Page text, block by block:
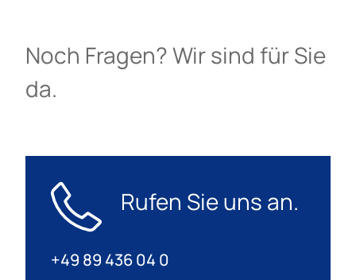
Noch Fragen? Wir sind für Sie
da.
Rufen Sie uns an.
+49 89 436 04 0